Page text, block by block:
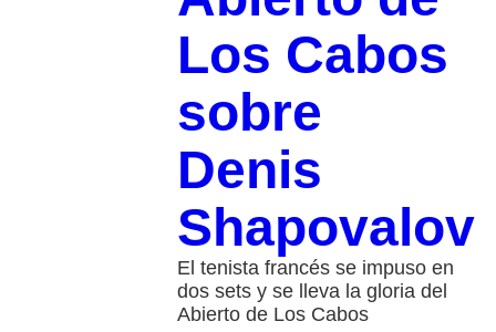
Los Cabos
sobre
Denis
Shapovalov
El tenista francés se impuso en
dos sets y se lleva la gloria del
Abierto de Los Cabos